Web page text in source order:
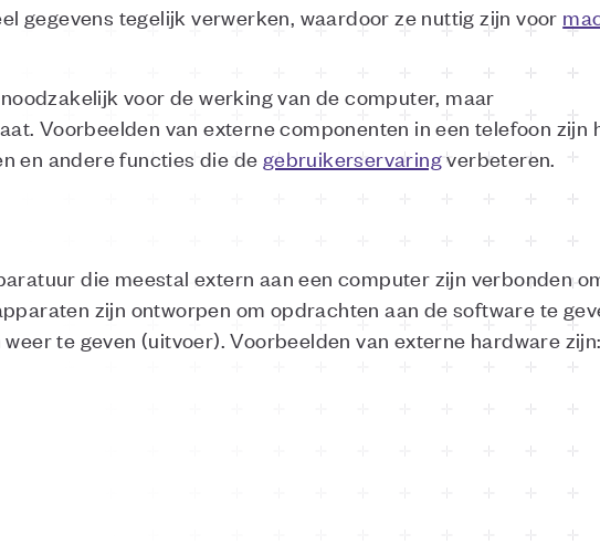
gegevens tegelijk verwerken, waardoor ze nuttig zijn voor
voor de werking van de computer, maar
Voorbeelden van externe componenten in een telefoon zijn
en andere functies die de gebruikerservaringverbeteren.
die meestal extern aan een computer zijn verbonden
zijn ontworpen om opdrachten aan de software te
te geven (uitvoer). Voorbeelden van externe hardware zijn: